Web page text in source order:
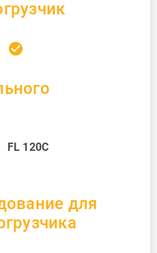
check_circle
FL 120C
для